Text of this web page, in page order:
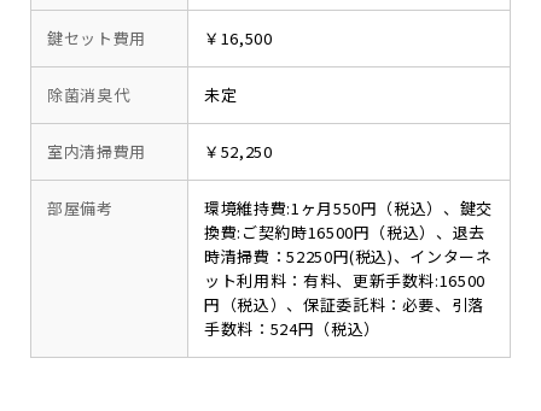
鍵セット費用 ￥16,500
除菌消臭代 未定
室内清掃費用 ￥52,250
部屋備考
環境維持費:1ヶ月550円（税込）、鍵交
換費:ご契約時16500円（税込）、退去
時清掃費：52250円(税込)、インターネ
ット利用料：有料、更新手数料:16500
円（税込）、保証委託料：必要、引落
手数料：524円（税込）